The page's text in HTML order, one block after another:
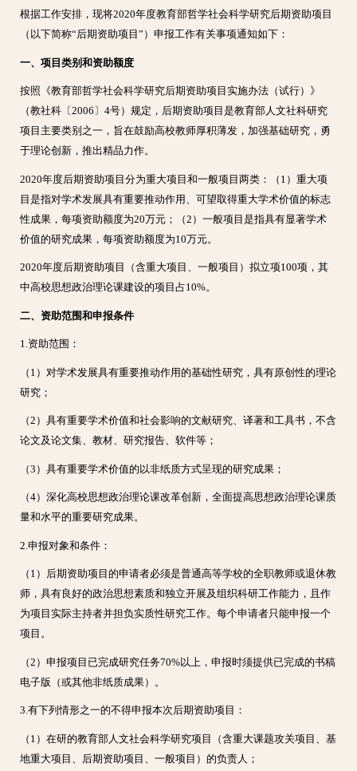
根据工作安排，现将2020年度教育部哲学社会科学研究后期资助项目
（以下简称“后期资助项目”）申报工作有关事项通知如下：
一、项目类别和资助额度
按照《教育部哲学社会科学研究后期资助项目实施办法（试行）》
（教社科〔2006〕4号）规定，后期资助项目是教育部人文社科研究
项目主要类别之一，旨在鼓励高校教师厚积薄发，加强基础研究，勇
于理论创新，推出精品力作。
2020年度后期资助项目分为重大项目和一般项目两类：（1）重大项
目是指对学术发展具有重要推动作用、可望取得重大学术价值的标志
性成果，每项资助额度为20万元；（2）一般项目是指具有显著学术
价值的研究成果，每项资助额度为10万元。
2020年度后期资助项目（含重大项目、一般项目）拟立项100项，其
中高校思想政治理论课建设的项目占10%。
二、资助范围和申报条件
1.资助范围：
（1）对学术发展具有重要推动作用的基础性研究，具有原创性的理论
研究；
（2）具有重要学术价值和社会影响的文献研究、译著和工具书，不含
论文及论文集、教材、研究报告、软件等；
（3）具有重要学术价值的以非纸质方式呈现的研究成果；
（4）深化高校思想政治理论课改革创新，全面提高思想政治理论课质
量和水平的重要研究成果。
2.申报对象和条件：
（1）后期资助项目的申请者必须是普通高等学校的全职教师或退休教
师，具有良好的政治思想素质和独立开展及组织科研工作能力，且作
为项目实际主持者并担负实质性研究工作。每个申请者只能申报一个
项目。
（2）申报项目已完成研究任务70%以上，申报时须提供已完成的书稿
电子版（或其他非纸质成果）。
3.有下列情形之一的不得申报本次后期资助项目：
（1）在研的教育部人文社会科学研究项目（含重大课题攻关项目、基
地重大项目、后期资助项目、一般项目）的负责人；